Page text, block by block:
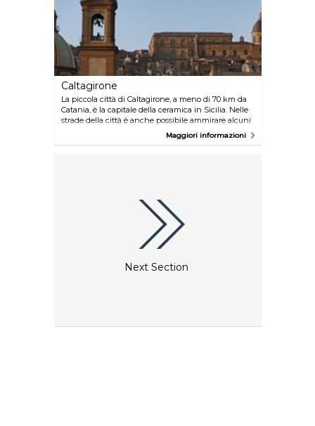
Caltagirone
La piccola città di Caltagirone, a meno di 70 km da
Catania, è la capitale della ceramica in Sicilia. Nelle
strade della città è anche possibile ammirare alcuni
splendidi capolavpori architettonici, in particolare i
muri stupendamente decorati dei Gradini della
Maggiori informazioni
Next Section